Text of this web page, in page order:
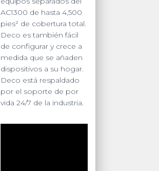
AC1300 de hasta 4,500
pies² de cobertura total.
Deco es también fácil
de configurar y crece a
medida que se añaden
dispositivos a su hogar.
Deco está respaldado
por el soporte de por
vida 24/7 de la industria.